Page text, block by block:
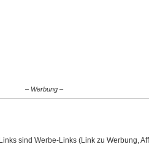
– Werbung –
sind Werbe-Links (Link zu Werbung,